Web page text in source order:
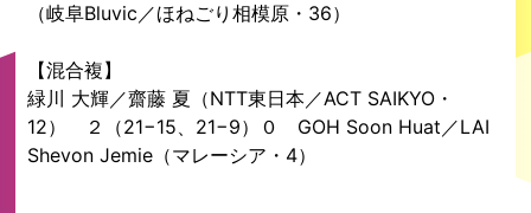
（岐阜Bluvic／ほねごり相模原・36）
【混合複】
緑川 大輝／齋藤 夏（NTT東日本／ACT SAIKYO・
12） ２（21−15、21−9）０ GOH Soon Huat／LAI
Shevon Jemie（マレーシア・4）